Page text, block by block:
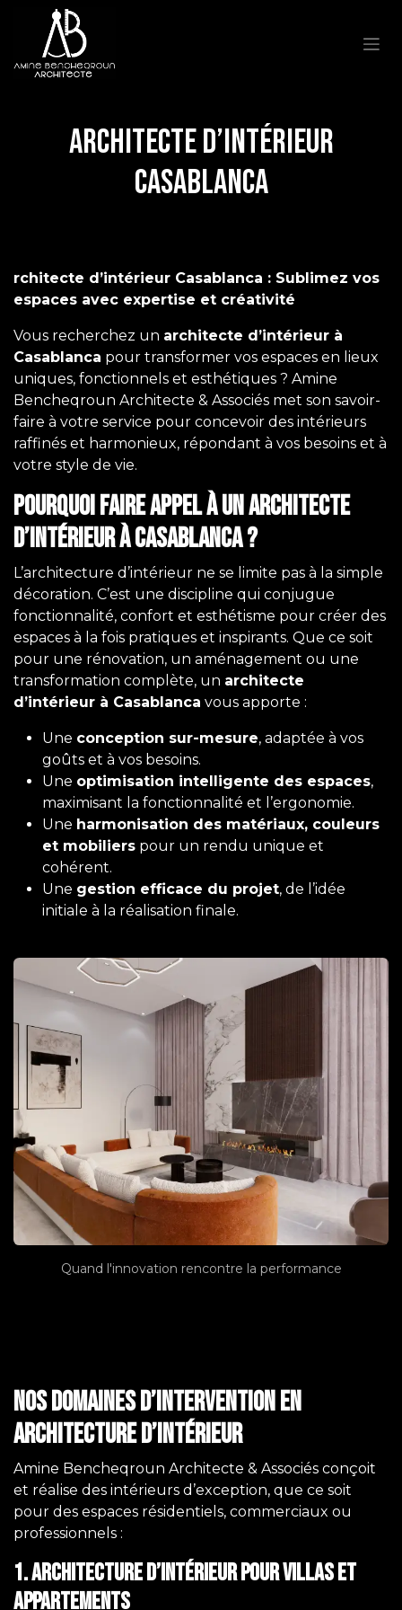
Amine
Bencheqroun
Architecture
et
Design
Casablanca
Se rendre au contenu
Architecte d’intérieur
Casablanca
rchitecte d’intérieur Casablanca : Sublimez vos
espaces avec expertise et créativité
Vous recherchez un architecte d’intérieur à
Casablanca pour transformer vos espaces en lieux
uniques, fonctionnels et esthétiques ? Amine
Bencheqroun Architecte & Associés met son savoir-
faire à votre service pour concevoir des intérieurs
raffinés et harmonieux, répondant à vos besoins et à
votre style de vie.
Pourquoi faire appel à un architecte
d’intérieur à Casablanca ?
L’architecture d’intérieur ne se limite pas à la simple
décoration. C’est une discipline qui conjugue
fonctionnalité, confort et esthétisme pour créer des
espaces à la fois pratiques et inspirants. Que ce soit
pour une rénovation, un aménagement ou une
transformation complète, un architecte
d’intérieur à Casablanca vous apporte :
Une conception sur-mesure, adaptée à vos
goûts et à vos besoins.
Une optimisation intelligente des espaces,
maximisant la fonctionnalité et l’ergonomie.
Une harmonisation des matériaux, couleurs
et mobiliers pour un rendu unique et
cohérent.
Une gestion efficace du projet, de l’idée
initiale à la réalisation finale.
Quand l'innovation rencontre la performance
Nos domaines d’intervention en
architecture d’intérieur
Amine Bencheqroun Architecte & Associés conçoit
et réalise des intérieurs d’exception, que ce soit
pour des espaces résidentiels, commerciaux ou
professionnels :
1. Architecture d’intérieur pour villas et
appartements